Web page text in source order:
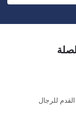
للرجال